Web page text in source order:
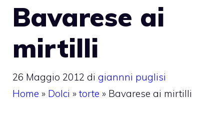
Bavarese ai
mirtilli
26 Maggio 2012 di giannni puglisi
Home » Dolci » torte » Bavarese ai mirtilli